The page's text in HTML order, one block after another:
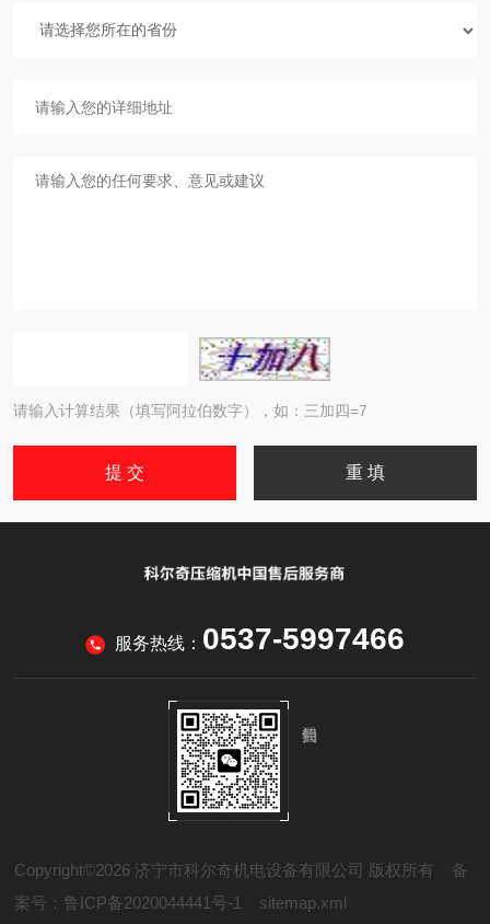
请输入计算结果（填写阿拉伯数字），如：三加四=7
服务热线： 0537-5997466
Copyright©2026 济宁市科尔奇机电设备有限公司 版权所有 备
案号：鲁ICP备2020044441号-1
sitemap.xml